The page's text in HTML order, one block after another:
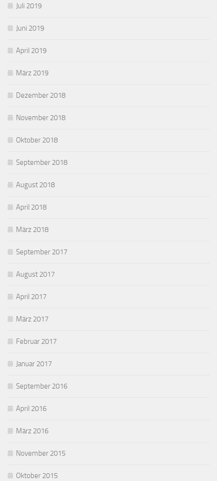
Juli 2019
Juni 2019
April 2019
März 2019
Dezember 2018
November 2018
Oktober 2018
September 2018
August 2018
April 2018
März 2018
September 2017
August 2017
April 2017
März 2017
Februar 2017
Januar 2017
September 2016
April 2016
März 2016
November 2015
Oktober 2015